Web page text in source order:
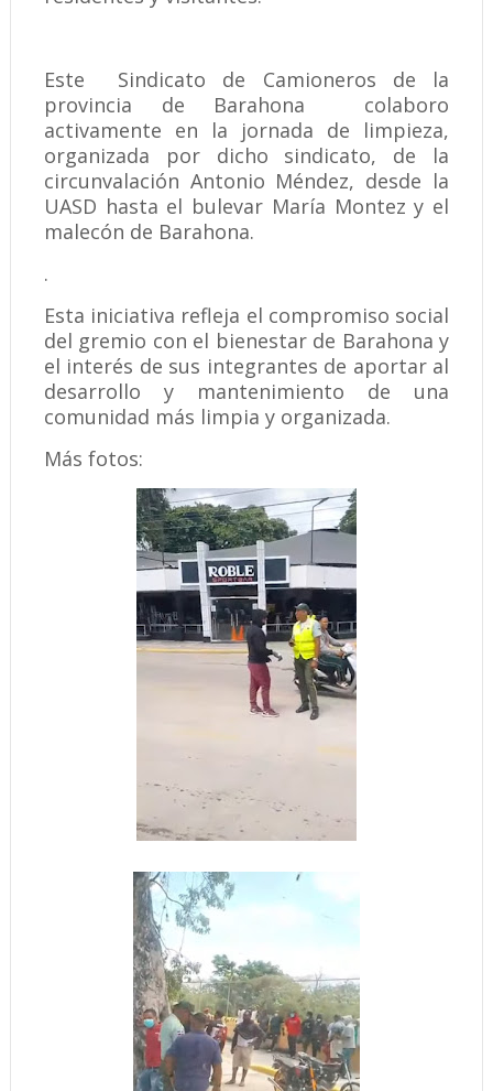
Este Sindicato de Camioneros de la
provincia de Barahona colaboro
activamente en la jornada de limpieza,
organizada por dicho sindicato, de la
circunvalación Antonio Méndez, desde la
UASD hasta el bulevar María Montez y el
malecón de Barahona.
.
Esta iniciativa refleja el compromiso social
del gremio con el bienestar de Barahona y
el interés de sus integrantes de aportar al
desarrollo y mantenimiento de una
comunidad más limpia y organizada.
Más fotos: